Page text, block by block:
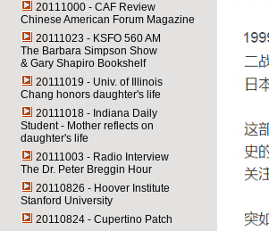
20111000 - CAF Review
Chinese American Forum Magazine
20111023 - KSFO 560 AM
The Barbara Simpson Show
& Gary Shapiro Bookshelf
20111019 - Univ. of Illinois
Chang honors daughter's life
20111018 - Indiana Daily
Student - Mother reflects on
daughter's life
20111003 - Radio Interview
The Dr. Peter Breggin Hour
20110826 - Hoover Institute
Stanford University
20110824 - Cupertino Patch